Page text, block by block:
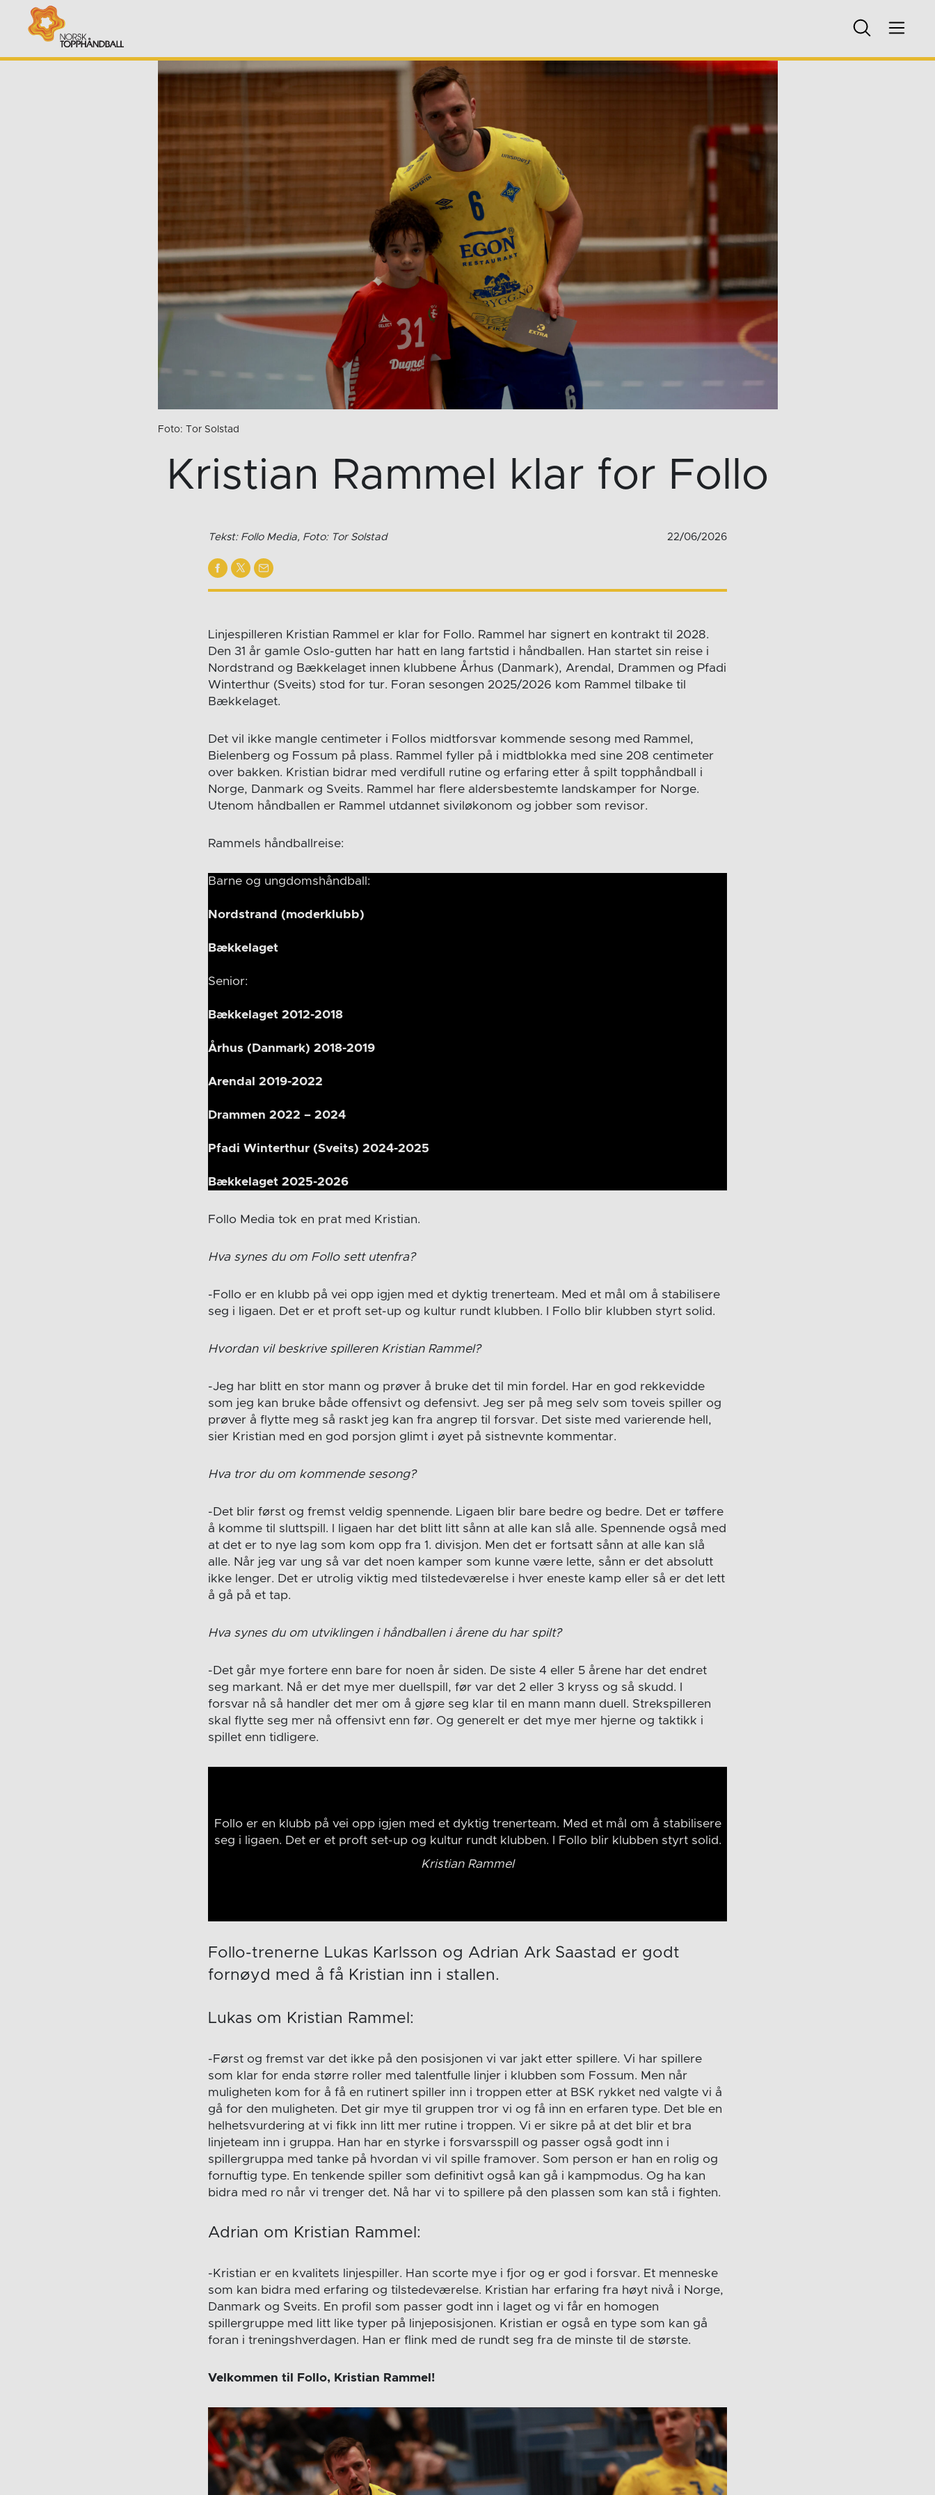
Foto: Tor Solstad
Kristian Rammel klar for Follo
Tekst: Follo Media, Foto: Tor Solstad 22/06/2026
Linjespilleren Kristian Rammel er klar for Follo. Rammel har signert en kontrakt til 2028.
Den 31 år gamle Oslo-gutten har hatt en lang fartstid i håndballen. Han startet sin reise i
Nordstrand og Bækkelaget innen klubbene Århus (Danmark), Arendal, Drammen og Pfadi
Winterthur (Sveits) stod for tur. Foran sesongen 2025/2026 kom Rammel tilbake til
Bækkelaget.
Det vil ikke mangle centimeter i Follos midtforsvar kommende sesong med Rammel,
Bielenberg og Fossum på plass. Rammel fyller på i midtblokka med sine 208 centimeter
over bakken. Kristian bidrar med verdifull rutine og erfaring etter å spilt topphåndball i
Norge, Danmark og Sveits. Rammel har flere aldersbestemte landskamper for Norge.
Utenom håndballen er Rammel utdannet siviløkonom og jobber som revisor.
Rammels håndballreise:
Barne og ungdomshåndball:
Nordstrand (moderklubb)
Bækkelaget
Senior:
Bækkelaget 2012-2018
Århus (Danmark) 2018-2019
Arendal 2019-2022
Drammen 2022 – 2024
Pfadi Winterthur (Sveits) 2024-2025
Bækkelaget 2025-2026
Follo Media tok en prat med Kristian.
Hva synes du om Follo sett utenfra?
-Follo er en klubb på vei opp igjen med et dyktig trenerteam. Med et mål om å stabilisere
seg i ligaen. Det er et proft set-up og kultur rundt klubben. I Follo blir klubben styrt solid.
Hvordan vil beskrive spilleren Kristian Rammel?
-Jeg har blitt en stor mann og prøver å bruke det til min fordel. Har en god rekkevidde
som jeg kan bruke både offensivt og defensivt. Jeg ser på meg selv som toveis spiller og
prøver å flytte meg så raskt jeg kan fra angrep til forsvar. Det siste med varierende hell,
sier Kristian med en god porsjon glimt i øyet på sistnevnte kommentar.
Hva tror du om kommende sesong?
-Det blir først og fremst veldig spennende. Ligaen blir bare bedre og bedre. Det er tøffere
å komme til sluttspill. I ligaen har det blitt litt sånn at alle kan slå alle. Spennende også med
at det er to nye lag som kom opp fra 1. divisjon. Men det er fortsatt sånn at alle kan slå
alle. Når jeg var ung så var det noen kamper som kunne være lette, sånn er det absolutt
ikke lenger. Det er utrolig viktig med tilstedeværelse i hver eneste kamp eller så er det lett
å gå på et tap.
Hva synes du om utviklingen i håndballen i årene du har spilt?
-Det går mye fortere enn bare for noen år siden. De siste 4 eller 5 årene har det endret
seg markant. Nå er det mye mer duellspill, før var det 2 eller 3 kryss og så skudd. I
forsvar nå så handler det mer om å gjøre seg klar til en mann mann duell. Strekspilleren
skal flytte seg mer nå offensivt enn før. Og generelt er det mye mer hjerne og taktikk i
spillet enn tidligere.
Follo er en klubb på vei opp igjen med et dyktig trenerteam. Med et mål om å stabilisere
seg i ligaen. Det er et proft set-up og kultur rundt klubben. I Follo blir klubben styrt solid.
Kristian Rammel
Follo-trenerne Lukas Karlsson og Adrian Ark Saastad er godt
fornøyd med å få Kristian inn i stallen.
Lukas om Kristian Rammel:
-Først og fremst var det ikke på den posisjonen vi var jakt etter spillere. Vi har spillere
som klar for enda større roller med talentfulle linjer i klubben som Fossum. Men når
muligheten kom for å få en rutinert spiller inn i troppen etter at BSK rykket ned valgte vi å
gå for den muligheten. Det gir mye til gruppen tror vi og få inn en erfaren type. Det ble en
helhetsvurdering at vi fikk inn litt mer rutine i troppen. Vi er sikre på at det blir et bra
linjeteam inn i gruppa. Han har en styrke i forsvarsspill og passer også godt inn i
spillergruppa med tanke på hvordan vi vil spille framover. Som person er han en rolig og
fornuftig type. En tenkende spiller som definitivt også kan gå i kampmodus. Og ha kan
bidra med ro når vi trenger det. Nå har vi to spillere på den plassen som kan stå i fighten.
Adrian om Kristian Rammel:
-Kristian er en kvalitets linjespiller. Han scorte mye i fjor og er god i forsvar. Et menneske
som kan bidra med erfaring og tilstedeværelse. Kristian har erfaring fra høyt nivå i Norge,
Danmark og Sveits. En profil som passer godt inn i laget og vi får en homogen
spillergruppe med litt like typer på linjeposisjonen. Kristian er også en type som kan gå
foran i treningshverdagen. Han er flink med de rundt seg fra de minste til de største.
Velkommen til Follo, Kristian Rammel!